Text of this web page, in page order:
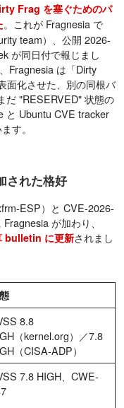
Frag を塞ぐためのパ
。これが Fragnesia で
team）、公開 2026-
が同日付で報じまし
Fragnesia は「Dirty
面化させた、別の同根バ
だ "RESERVED" 状態の
と Ubuntu CVE tracker
す。
された格好
ESP）と CVE-2026-
が加わり、
bulletin に更新されまし
8.8
（kernel.org）／7.8
（CISA-ADP）
7.8 HIGH、CWE-